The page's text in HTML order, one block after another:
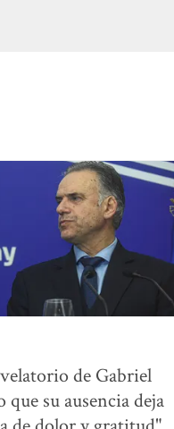
de Gabriel
que su ausencia deja